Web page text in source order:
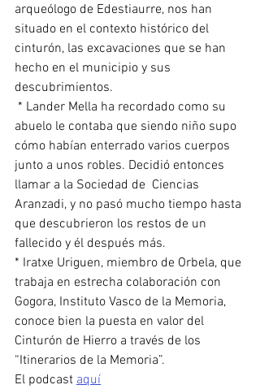
arqueólogo de Edestiaurre, nos han
situado en el contexto histórico del
cinturón, las excavaciones que se han
hecho en el municipio y sus
descubrimientos.
abuelo le contaba que siendo niño supo
cómo habían enterrado varios cuerpos
junto a unos robles. Decidió entonces
llamar a la Sociedad de  Ciencias
Aranzadi, y no pasó mucho tiempo hasta
que descubrieron los restos de un
fallecido y él después más.
* Iratxe Uriguen, miembro de Orbela, que
trabaja en estrecha colaboración con
Gogora, Instituto Vasco de la Memoria,
conoce bien la puesta en valor del
Cinturón de Hierro a través de los
“Itinerarios de la Memoria”.
El podcast aquí